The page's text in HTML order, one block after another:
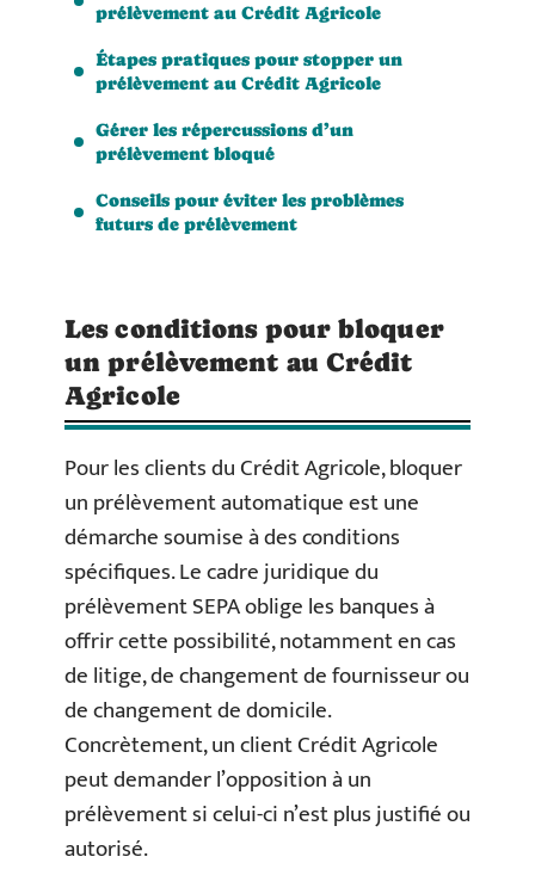
prélèvement au Crédit Agricole
Étapes pratiques pour stopper un
prélèvement au Crédit Agricole
Gérer les répercussions d’un
prélèvement bloqué
Conseils pour éviter les problèmes
futurs de prélèvement
Les conditions pour bloquer
un prélèvement au Crédit
Agricole
Pour les clients du Crédit Agricole, bloquer
un prélèvement automatique est une
démarche soumise à des conditions
spécifiques. Le cadre juridique du
prélèvement SEPA oblige les banques à
offrir cette possibilité, notamment en cas
de litige, de changement de fournisseur ou
de changement de domicile.
Concrètement, un client Crédit Agricole
peut demander l’opposition à un
prélèvement si celui-ci n’est plus justifié ou
autorisé.